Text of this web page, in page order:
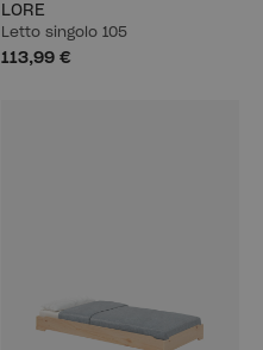
LORE
Letto singolo 105
113,99 €